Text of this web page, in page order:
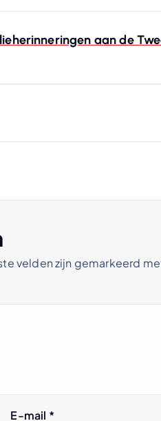
aan de
velden zijn gemarkeerd
E-mail *